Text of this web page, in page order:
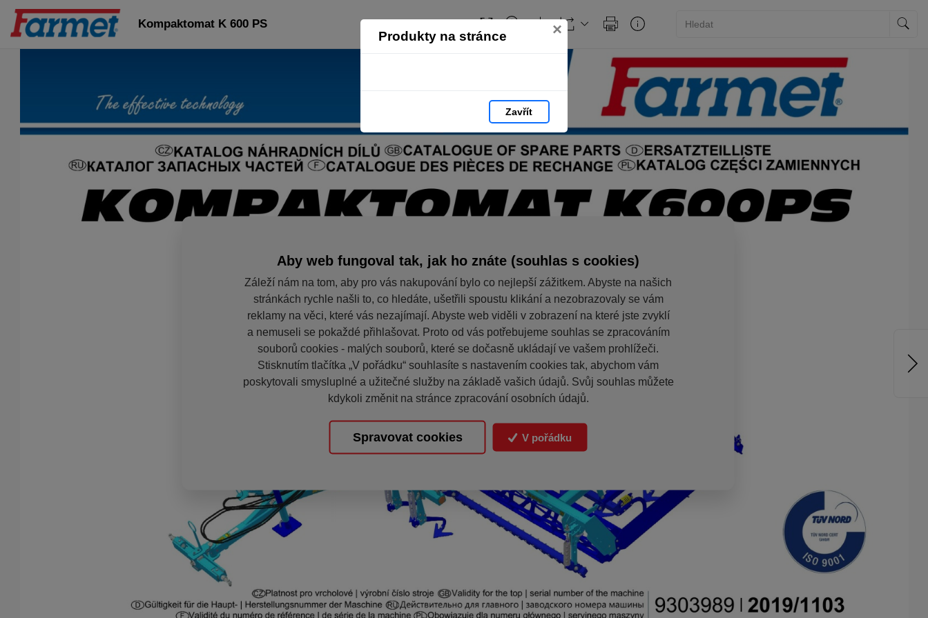
Produkty na stránce ×
Zavřít
Kompaktomat K 600 PS
Aby web fungoval tak, jak ho znáte (souhlas s cookies)
Záleží nám na tom, aby pro vás nakupování bylo co nejlepší zážitkem. Abyste na našich
stránkách rychle našli to, co hledáte, ušetřili spoustu klikání a nezobrazovaly se vám
reklamy na věci, které vás nezajímají. Abyste web viděli v zobrazení na které jste zvyklí
a nemuseli se pokaždé přihlašovat. Proto od vás potřebujeme souhlas se zpracováním
souborů cookies - malých souborů, které se dočasně ukládají ve vašem prohlížeči.
Stisknutím tlačítka „V pořádku“ souhlasíte s nastavením cookies tak, abychom vám
poskytovali smysluplné a užitečné služby na základě vašich údajů. Svůj souhlas můžete
kdykoli změnit na stránce zpracování osobních údajů.
Spravovat cookies V pořádku